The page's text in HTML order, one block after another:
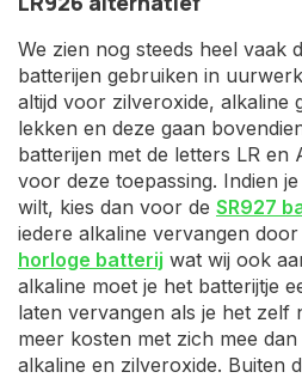
We zien nog steeds heel vaak
batterijen gebruiken in
altijd voor zilveroxide, alkaline
lekken en deze gaan
batterijen met de letters LR en
voor deze toepassing. Indien
wilt, kies dan voor de SR927
iedere alkaline vervangen
horloge batterij wat wij ook
alkaline moet je het batterijtje
laten vervangen als je het zelf
meer kosten met zich mee
alkaline en zilveroxide. Buiten